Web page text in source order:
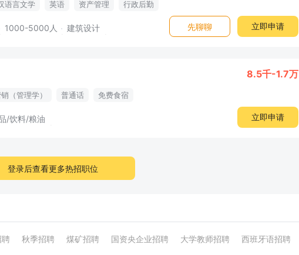
语言文学 英语 资产管理
行政后勤
1000-5000人 建筑设计 先聊聊 立即申请
（管理学） 普通话
免费食宿
/饮料/粮油
8.5千-1.7万
立即申请
登录后查看更多热招职位
聘 秋季招聘 煤矿招聘 国资央企业招聘 大学教师招聘
西班牙语招聘